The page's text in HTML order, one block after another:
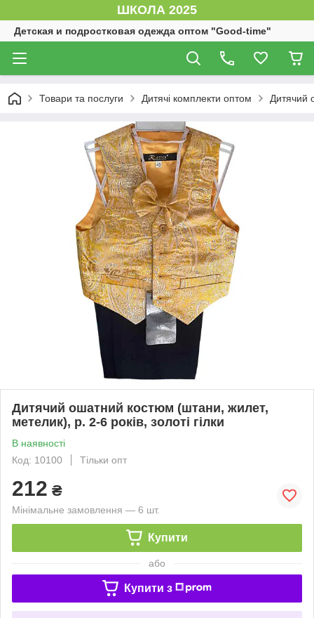
ШКОЛА 2025
Детская и подростковая одежда оптом "Good-time"
Товари та послуги Дитячі комплекти оптом Дитячий
Дитячий ошатний костюм (штани, жилет,
метелик), р. 2-6 років, золоті гілки
В наявності
Код: 10100
Тільки опт
212 ₴
Мінімальне замовлення — 6 шт.
Купити
або
Купити з